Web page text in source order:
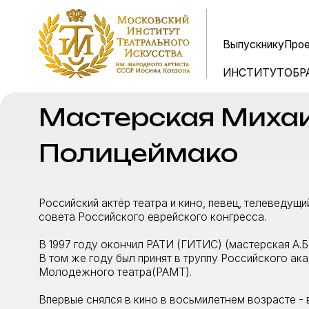
ВыпускникуПроекты
ВыпускникуПроекты
Мастерская Михаила
Полицеймако
В 1997 году окончил РАТИ (ГИТИС) (мастерская
Молодежного театра(РАМТ).
Впервые снялся в кино в восьмилетнем возрасте - в
"Ералаш".
Работает на ТВ: